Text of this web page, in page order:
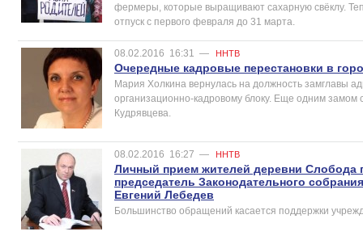
фермеры, которые выращивают сахарную свёклу.
отпуск с первого февраля до 31 марта.
08.02.2016 16:31 — ННТВ
Очередные кадровые перестановки в
Мария Холкина вернулась на должность замглавы
организационно-кадровому блоку. Еще одним
Кудрявцева.
08.02.2016 16:27 — ННТВ
Личный прием жителей деревни Слобода
председатель Законодательного
Евгений Лебедев
Большинство обращений касается поддержки